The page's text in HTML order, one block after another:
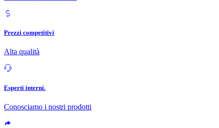
Prezzi competitivi
Alta qualità
Esperti interni.
Conosciamo i nostri prodotti